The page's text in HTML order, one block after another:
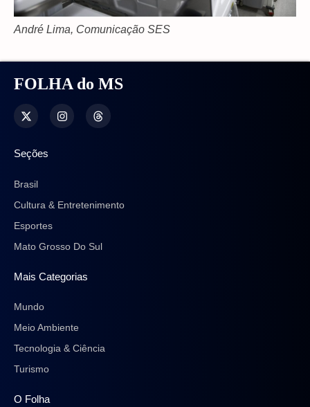
André Lima, Comunicação SES
FOLHA do MS
Seções
Brasil
Cultura & Entretenimento
Esportes
Mato Grosso Do Sul
Mais Categorias
Mundo
Meio Ambiente
Tecnologia & Ciência
Turismo
O Folha